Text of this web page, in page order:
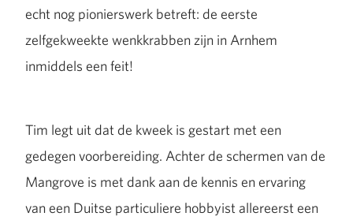
echt nog pionierswerk betreft: de eerste
zelfgekweekte wenkkrabben zijn in Arnhem
inmiddels een feit!
Tim legt uit dat de kweek is gestart met een
gedegen voorbereiding. Achter de schermen van de
Mangrove is met dank aan de kennis en ervaring
van een Duitse particuliere hobbyist allereerst een